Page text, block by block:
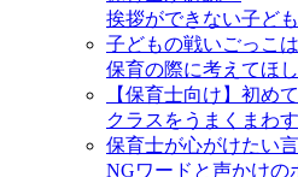
挨拶ができない子ど
子どもの戦いごっこ
保育の際に考えてほ
【保育士向け】初め
クラスをうまくまわ
保育士が心がけたい言
NGワードと声かけの